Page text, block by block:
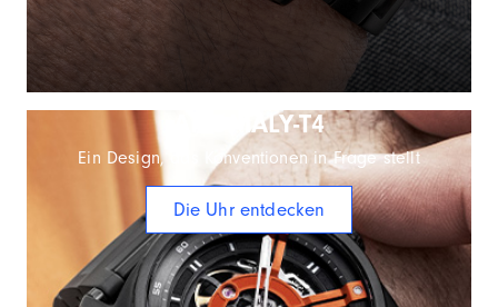
ANOMALY-T4
Ein Design, das Konventionen in Frage stellt
Die Uhr entdecken